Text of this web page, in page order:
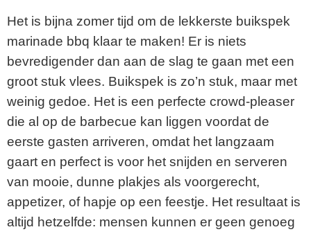
Het is bijna zomer tijd om de lekkerste buikspek
marinade bbq klaar te maken! Er is niets
bevredigender dan aan de slag te gaan met een
groot stuk vlees. Buikspek is zo’n stuk, maar met
weinig gedoe. Het is een perfecte crowd-pleaser
die al op de barbecue kan liggen voordat de
eerste gasten arriveren, omdat het langzaam
gaart en perfect is voor het snijden en serveren
van mooie, dunne plakjes als voorgerecht,
appetizer, of hapje op een feestje. Het resultaat is
altijd hetzelfde: mensen kunnen er geen genoeg